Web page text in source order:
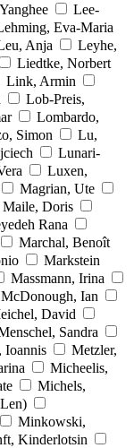
Lee-
Eva-Maria
Anja
Leyhe,
Liedtke, Norbert
Link, Armin
Lob-Preis,
Lombardo,
Simon
Lu,
Lunari-
Luxen,
Magrian, Ute
Maile, Doris
Rana
Marchal, Benoît
Markstein
Massmann, Irina
McDonough, Ian
David
Sandra
Ioannis
Metzler,
Micheelis,
Michels,
Minkowski,
Kinderlotsin